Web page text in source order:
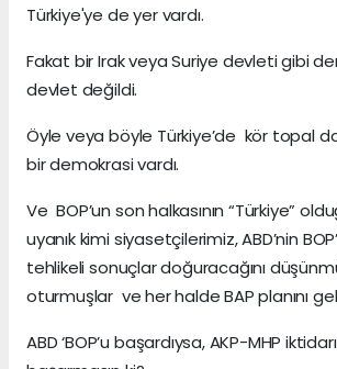
Türkiye'ye de yer vardı.
Fakat bir Irak veya Suriye devleti gibi
devlet değildi.
Öyle veya böyle Türkiye’de kör topal
bir demokrasi vardı.
Ve BOP’un son halkasının “Türkiye”
uyanık kimi siyasetçilerimiz, ABD’nin
tehlikeli sonuçlar doğuracağını
oturmuşlar ve her halde BAP planını
ABD ‘BOP’u başardıysa, AKP-MHP